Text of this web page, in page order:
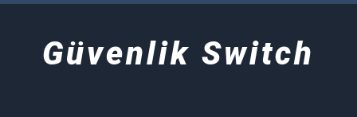
Güvenlik Switch